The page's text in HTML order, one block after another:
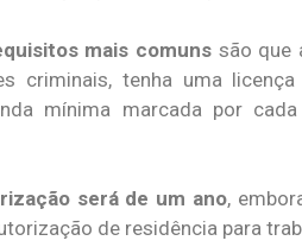
mais comuns são que
criminais, tenha uma
mínima marcada por
será de um ano,
de residência para